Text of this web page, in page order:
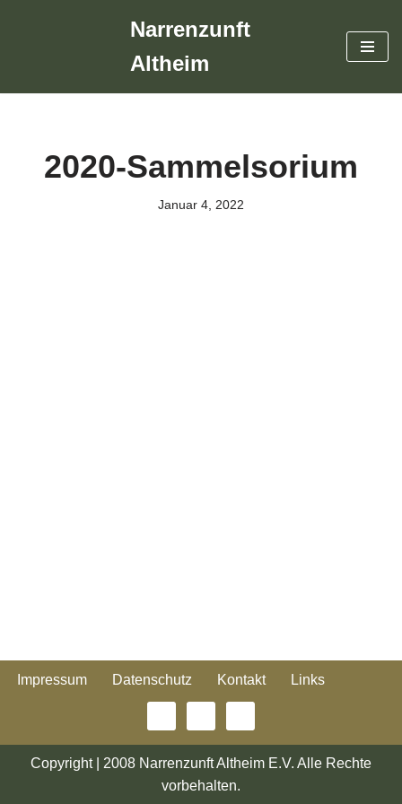
springen
Narrenzunft
Altheim
2020-Sammelsorium
Januar 4, 2022
Impressum Datenschutz Kontakt Links
Copyright | 2008 Narrenzunft Altheim E.V. Alle Rechte
vorbehalten.